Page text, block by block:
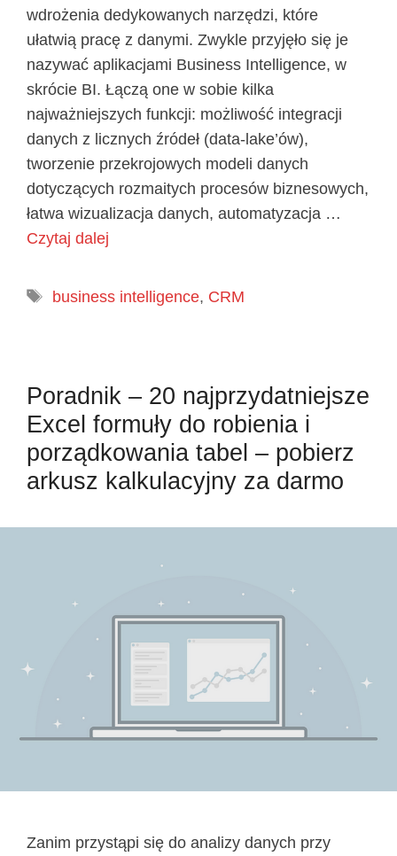
wdrożenia dedykowanych narzędzi, które
ułatwią pracę z danymi. Zwykle przyjęło się je
nazywać aplikacjami Business Intelligence, w
skrócie BI. Łączą one w sobie kilka
najważniejszych funkcji: możliwość integracji
danych z licznych źródeł (data-lake’ów),
tworzenie przekrojowych modeli danych
dotyczących rozmaitych procesów biznesowych,
łatwa wizualizacja danych, automatyzacja …
Czytaj dalej
Tagi
business intelligence, CRM
Poradnik – 20 najprzydatniejsze
Excel formuły do robienia i
porządkowania tabel – pobierz
arkusz kalkulacyjny za darmo
Zanim przystąpi się do analizy danych przy